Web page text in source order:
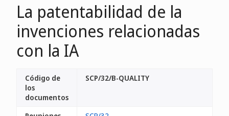
La patentabilidad de la
invenciones relacionadas
con la IA
Código de
los
documentos
SCP/32/B-QUALITY